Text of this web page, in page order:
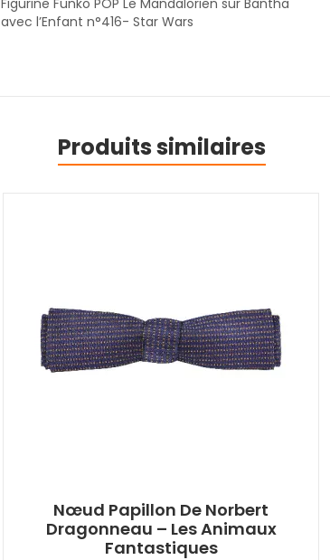
avec l’Enfant n°416- Star Wars
Produits similaires
Nœud Papillon De Norbert
Dragonneau – Les Animaux
Fantastiques